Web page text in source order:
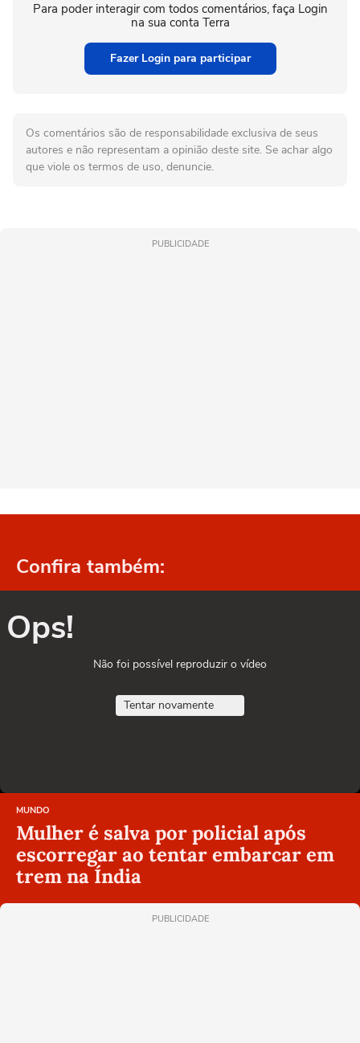
Para poder interagir com todos comentários, faça Login
na sua conta Terra
Fazer Login para participar
Os comentários são de responsabilidade exclusiva de seus
autores e não representam a opinião deste site. Se achar algo
que viole os termos de uso, denuncie.
PUBLICIDADE
Confira também:
Ops!
Não foi possível reproduzir o vídeo
Tentar novamente
MUNDO
Mulher é salva por policial após
escorregar ao tentar embarcar em
trem na Índia
PUBLICIDADE